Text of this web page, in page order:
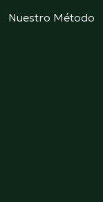
Nuestro Método